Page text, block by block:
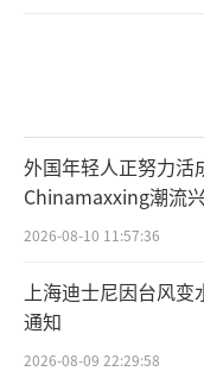
MLCC的核
外国年轻人正努力活
Chinamaxxing潮流
2026-08-10 11:57:36
上海迪士尼因台风变
通知
2026-08-09 22:29:58